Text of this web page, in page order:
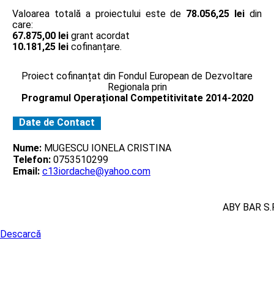
Valoarea totală a proiectului este de 78.056,25 lei din
care:
67.875,00 lei grant acordat
10.181,25 lei cofinanțare.
Proiect cofinanțat din Fondul European de Dezvoltare
Regionala prin
Programul Operațional Competitivitate 2014-2020
Date de Contact
Nume: MUGESCU IONELA CRISTINA
Telefon: 0753510299
Email: c13iordache@yahoo.com
ABY BAR
Descarcă